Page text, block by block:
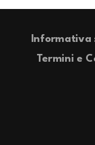
Informativa
Termini e